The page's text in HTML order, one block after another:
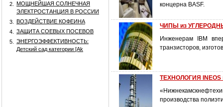
2.
МОЩНЕЙШАЯ СОЛНЕЧНАЯ
ЭЛЕКТРОСТАНЦИЯ В РОССИИ
3.
ВОЗДЕЙСТВИЕ КОФЕИНА
4.
ЗАЩИТА СОЕВЫХ ПОСЕВОВ
5.
ЭНЕРГОЭФФЕКТИВНОСТЬ:
Детский сад категории [Аk
концерна BASF.
ЧИПЫ из
Инженерам IBM
транзисторов,
ТЕХНОЛОГИЯ INEOS
производства